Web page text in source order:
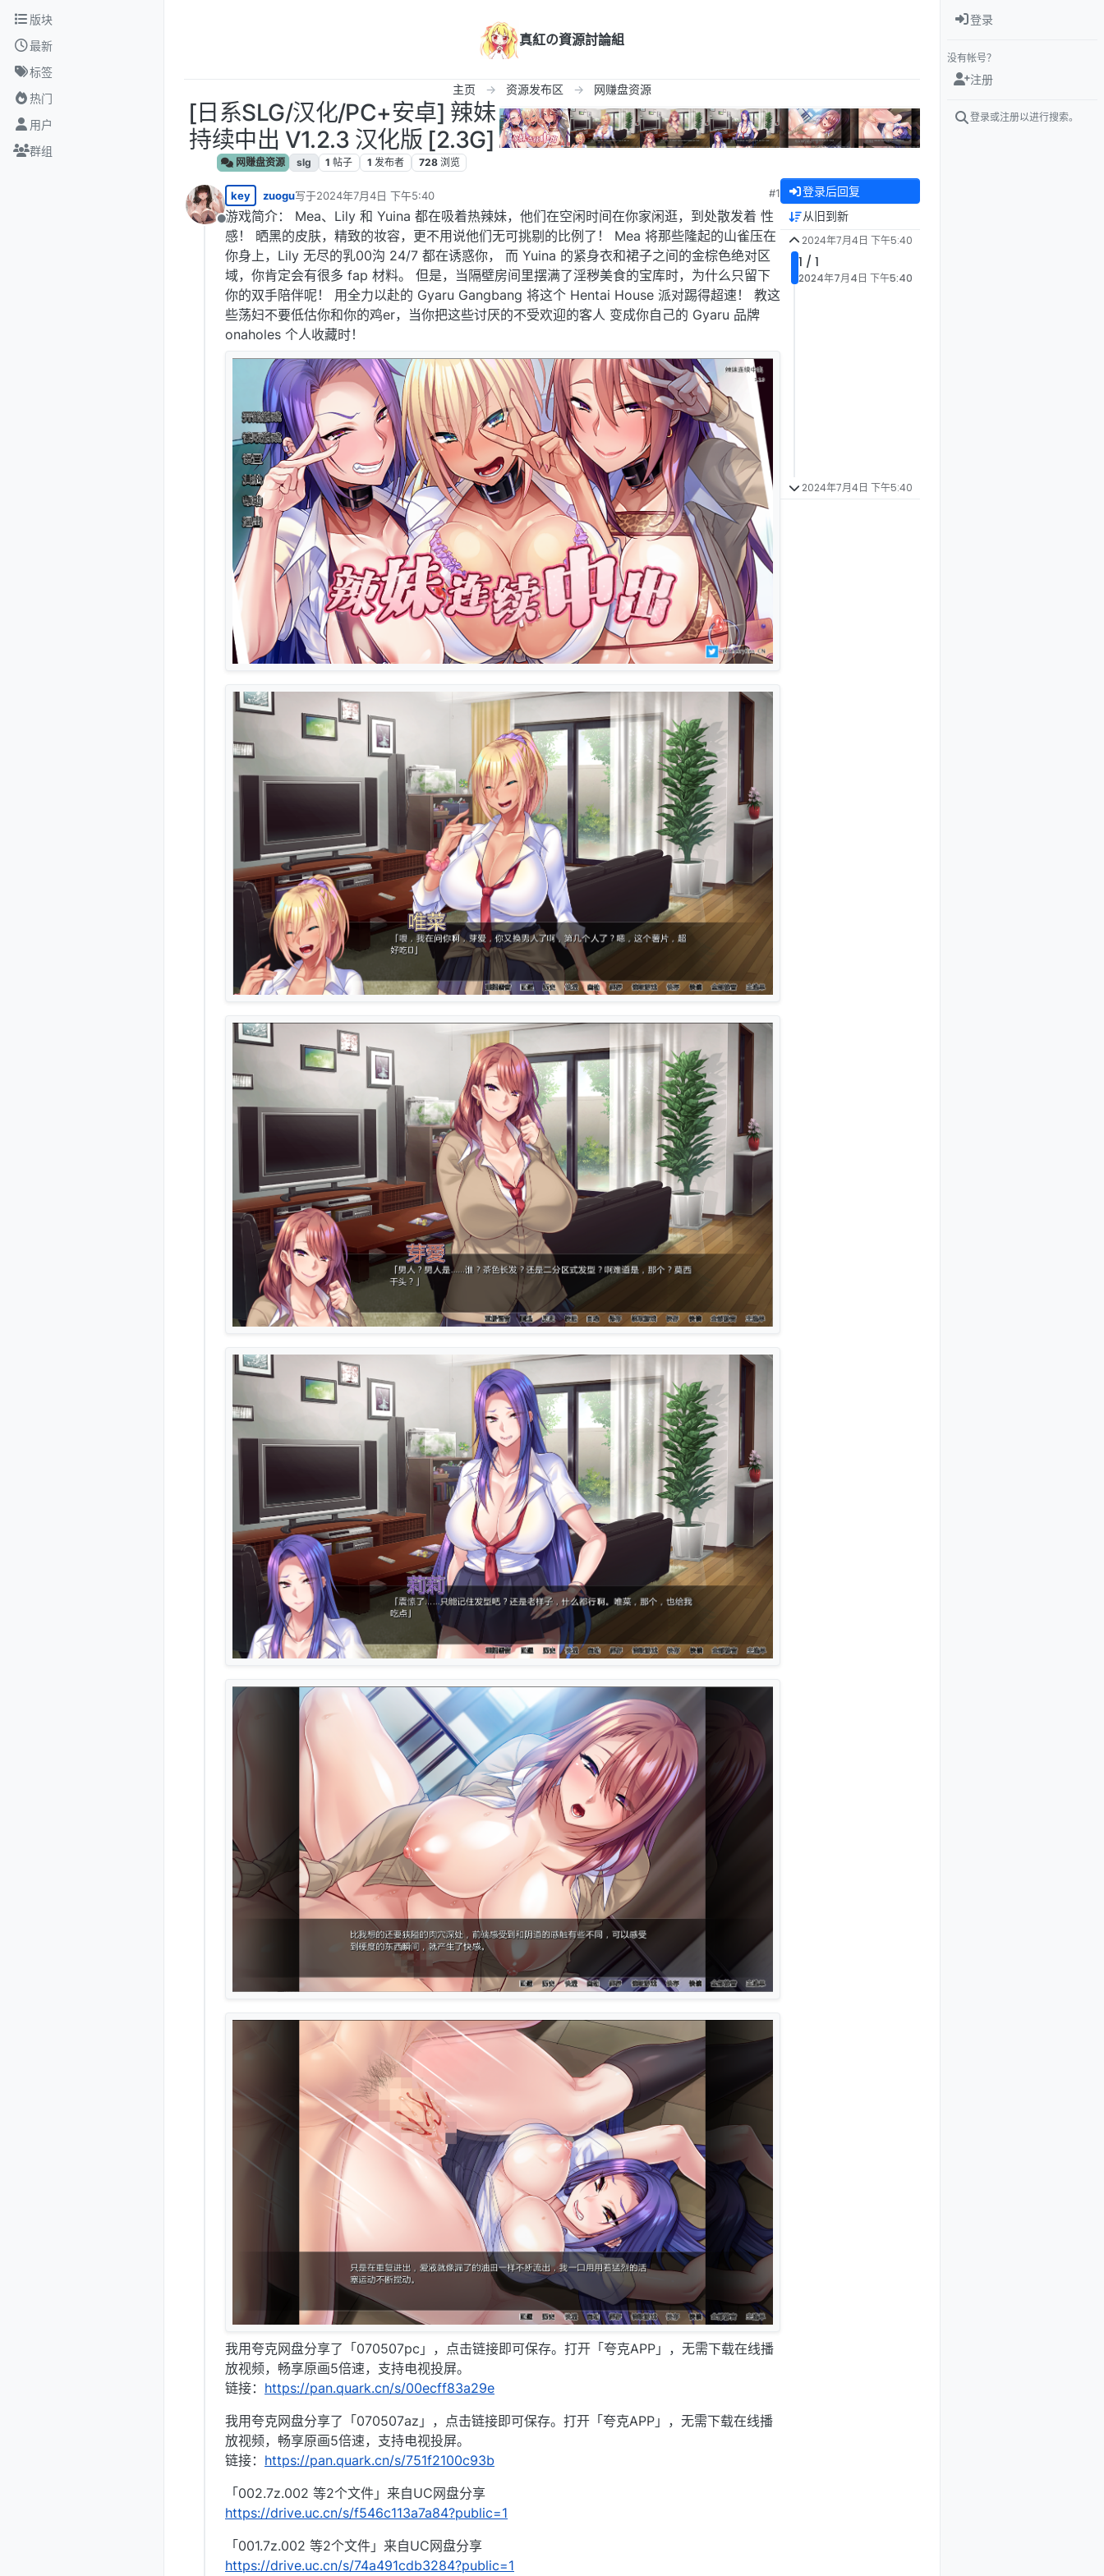
跳转至内容
版块
最新
标签
热门
用户
群组
真紅の資源討論組
主页 资源发布区 网赚盘资源
[日系SLG/汉化/PC+安卓] 辣妹
持续中出 V1.2.3 汉化版 [2.3G]
网赚盘资源 slg 1 帖子 1 发布者 728 浏览
离线
key zuogu写于2024年7月4日 下午5:40
最后由 编辑
#1
游戏简介： Mea、Lily 和 Yuina 都在吸着热辣妹，他们在空闲时间在你家闲逛，到处散发着 性
感！ 晒黑的皮肤，精致的妆容，更不用说他们无可挑剔的比例了！ Mea 将那些隆起的山雀压在
你身上，Lily 无尽的乳00沟 24/7 都在诱惑你， 而 Yuina 的紧身衣和裙子之间的金棕色绝对区
域，你肯定会有很多 fap 材料。 但是，当隔壁房间里摆满了淫秽美食的宝库时，为什么只留下
你的双手陪伴呢！ 用全力以赴的 Gyaru Gangbang 将这个 Hentai House 派对踢得超速！ 教这
些荡妇不要低估你和你的鸡er，当你把这些讨厌的不受欢迎的客人 变成你自己的 Gyaru 品牌
onaholes 个人收藏时！
我用夸克网盘分享了「070507pc」，点击链接即可保存。打开「夸克APP」，无需下载在线播
放视频，畅享原画5倍速，支持电视投屏。
链接： https://pan.quark.cn/s/00ecff83a29e
我用夸克网盘分享了「070507az」，点击链接即可保存。打开「夸克APP」，无需下载在线播
放视频，畅享原画5倍速，支持电视投屏。
链接： https://pan.quark.cn/s/751f2100c93b
「002.7z.002 等2个文件」来自UC网盘分享
https://drive.uc.cn/s/f546c113a7a84?public=1
「001.7z.002 等2个文件」来自UC网盘分享
https://drive.uc.cn/s/74a491cdb3284?public=1
登录后回复
从旧到新
2024年7月4日 下午5:40
1 / 1
2024年7月4日 下午5:40
2024年7月4日 下午5:40
登录
没有帐号？
注册
登录或注册以进行搜索。